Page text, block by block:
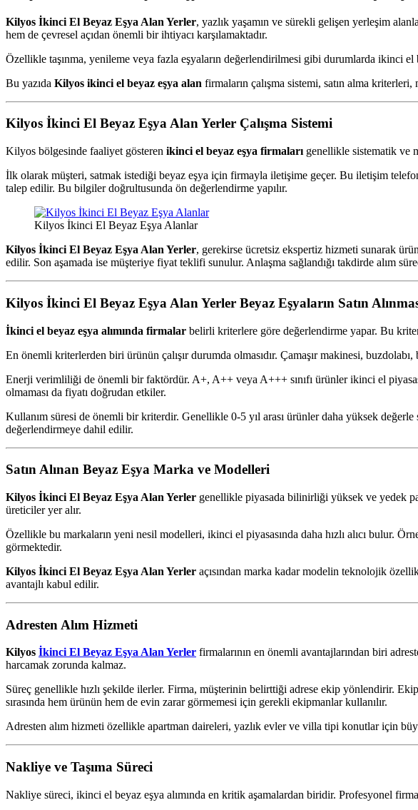
Kilyos İkinci El Beyaz Eşya Alan Yerler, yazlık yaşamın ve sürekli gelişen yerleşim
hem de çevresel açıdan önemli bir ihtiyacı karşılamaktadır.
Özellikle taşınma, yenileme veya fazla eşyaların değerlendirilmesi gibi durumlarda ikinci el
Bu yazıda Kilyos ikinci el beyaz eşya alan firmaların çalışma sistemi, satın alma
Kilyos İkinci El Beyaz Eşya Alan Yerler Çalışma Sistemi
Kilyos bölgesinde faaliyet gösteren ikinci el beyaz eşya firmaları genellikle sistematik ve
İlk olarak müşteri, satmak istediği beyaz eşya için firmayla iletişime geçer. Bu iletişim
talep edilir. Bu bilgiler doğrultusunda ön değerlendirme yapılır.
Kilyos İkinci El Beyaz Eşya Alanlar
Kilyos İkinci El Beyaz Eşya Alan Yerler, gerekirse ücretsiz ekspertiz hizmeti sunarak
edilir. Son aşamada ise müşteriye fiyat teklifi sunulur. Anlaşma sağlandığı takdirde alım
Kilyos İkinci El Beyaz Eşya Alan Yerler Beyaz Eşyaların Satın
İkinci el beyaz eşya alımında firmalar belirli kriterlere göre değerlendirme yapar. Bu
En önemli kriterlerden biri ürünün çalışır durumda olmasıdır. Çamaşır makinesi,
Enerji verimliliği de önemli bir faktördür. A+, A++ veya A+++ sınıfı ürünler ikinci el
olmaması da fiyatı doğrudan etkiler.
Kullanım süresi de önemli bir kriterdir. Genellikle 0-5 yıl arası ürünler daha yüksek
değerlendirmeye dahil edilir.
Satın Alınan Beyaz Eşya Marka ve Modelleri
Kilyos İkinci El Beyaz Eşya Alan Yerler genellikle piyasada bilinirliği yüksek ve yedek
üreticiler yer alır.
Özellikle bu markaların yeni nesil modelleri, ikinci el piyasasında daha hızlı alıcı bulur.
görmektedir.
Kilyos İkinci El Beyaz Eşya Alan Yerler açısından marka kadar modelin teknolojik
avantajlı kabul edilir.
Adresten Alım Hizmeti
Kilyos İkinci El Beyaz Eşya Alan Yerler firmalarının en önemli avantajlarından biri
harcamak zorunda kalmaz.
Süreç genellikle hızlı şekilde ilerler. Firma, müşterinin belirttiği adrese ekip yönlendirir.
sırasında hem ürünün hem de evin zarar görmemesi için gerekli ekipmanlar kullanılır.
Adresten alım hizmeti özellikle apartman daireleri, yazlık evler ve villa tipi konutlar için
Nakliye ve Taşıma Süreci
Nakliye süreci, ikinci el beyaz eşya alımında en kritik aşamalardan biridir. Profesyonel